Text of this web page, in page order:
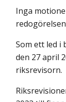
Inga
Som ett led i
den 27 april
riksrevisorn.